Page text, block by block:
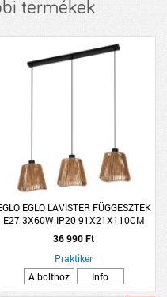
termékek
EGLO LAVISTER FÜGGESZTÉK
E27 3X60W IP20 91X21X110CM
FEKETE/NATÚR
36 990 Ft
Praktiker
A bolthoz
Info